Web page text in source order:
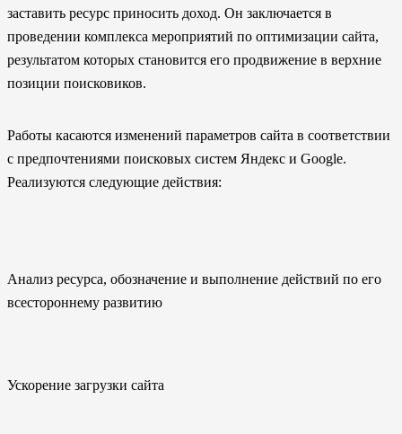
заставить ресурс приносить доход. Он заключается в
проведении комплекса мероприятий по оптимизации сайта,
результатом которых становится его продвижение в верхние
позиции поисковиков.
Работы касаются изменений параметров сайта в соответствии
с предпочтениями поисковых систем Яндекс и Google.
Реализуются следующие действия:
Анализ ресурса, обозначение и выполнение действий по его
всестороннему развитию
Ускорение загрузки сайта